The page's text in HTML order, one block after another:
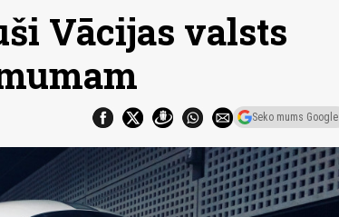
Vācijas valsts
Seko mums Google